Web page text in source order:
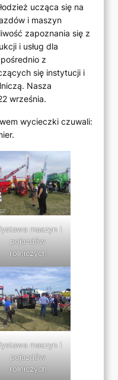
ucząca się na
i maszyn
zapoznania się z
i usług dla
z
się instytucji i
Nasza
września.
wycieczki czuwali:
maszyn i
pojazdów
rolniczych
maszyn i
pojazdów
rolniczych